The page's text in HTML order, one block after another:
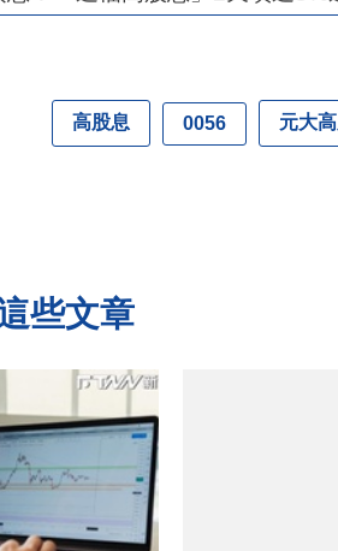
高股息 0056 元大
些文章